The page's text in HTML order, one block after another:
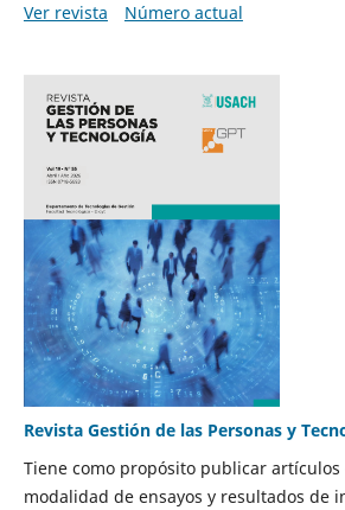
Ver revista
Número actual
Revista Gestión de las Personas y
Tiene como propósito publicar
modalidad de ensayos y resultados de